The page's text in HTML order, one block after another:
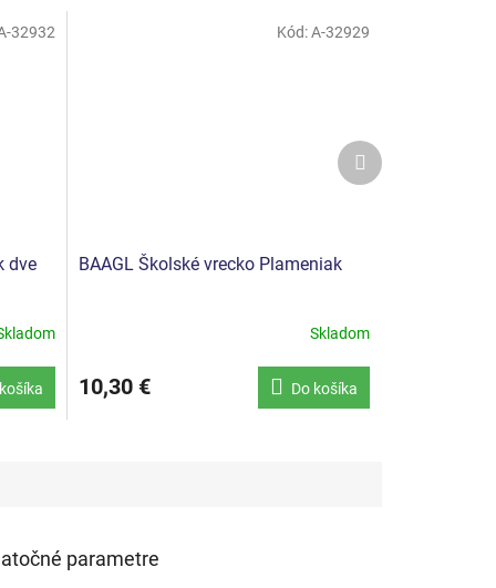
dve
32932
BAAGL Školské vrecko Plameniak
Skladom
10,30 € Do košíka
Kód:A-32929
Ďalší
produkt
parametre